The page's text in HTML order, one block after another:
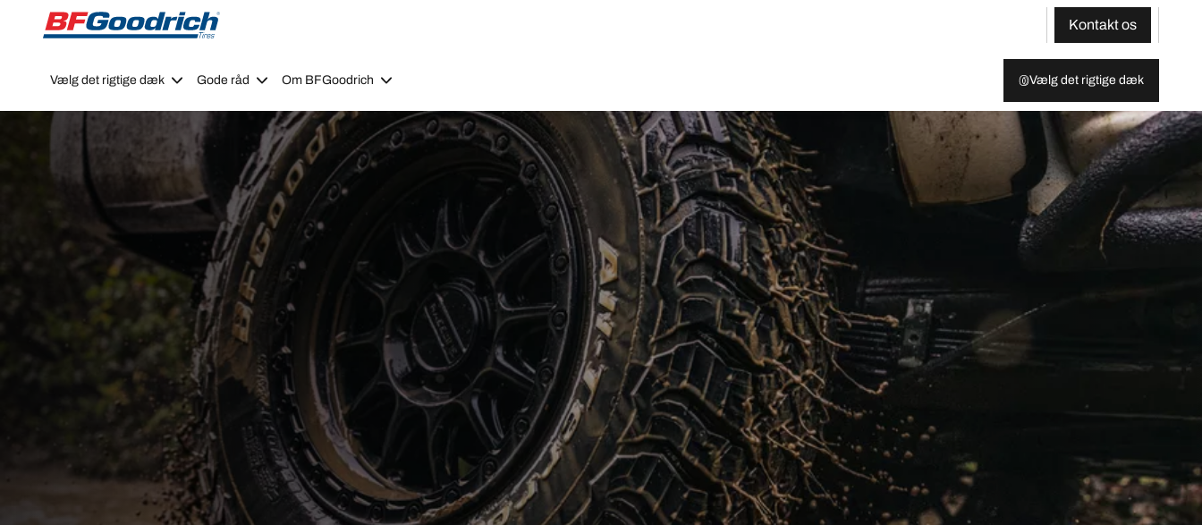
Go to page content
Go to page navigation
Kontakt os
Vælg det rigtige dæk Gode råd Om BFGoodrich Vælg det rigtige dæk